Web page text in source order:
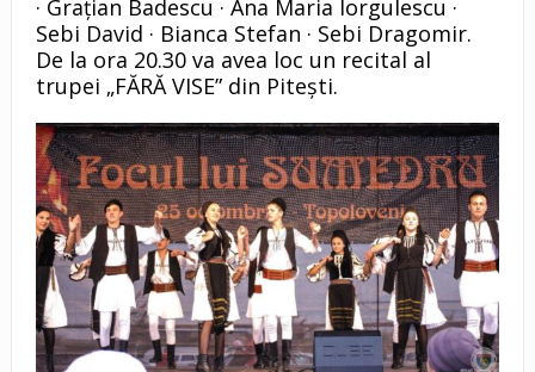
· Grațian Badescu · Ana Maria Iorgulescu ·
Sebi David · Bianca Stefan · Sebi Dragomir.
De la ora 20.30 va avea loc un recital al
trupei „FĂRĂ VISE” din Pitești.